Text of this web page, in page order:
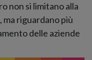
non si limitano alla
riguardano più
delle aziende